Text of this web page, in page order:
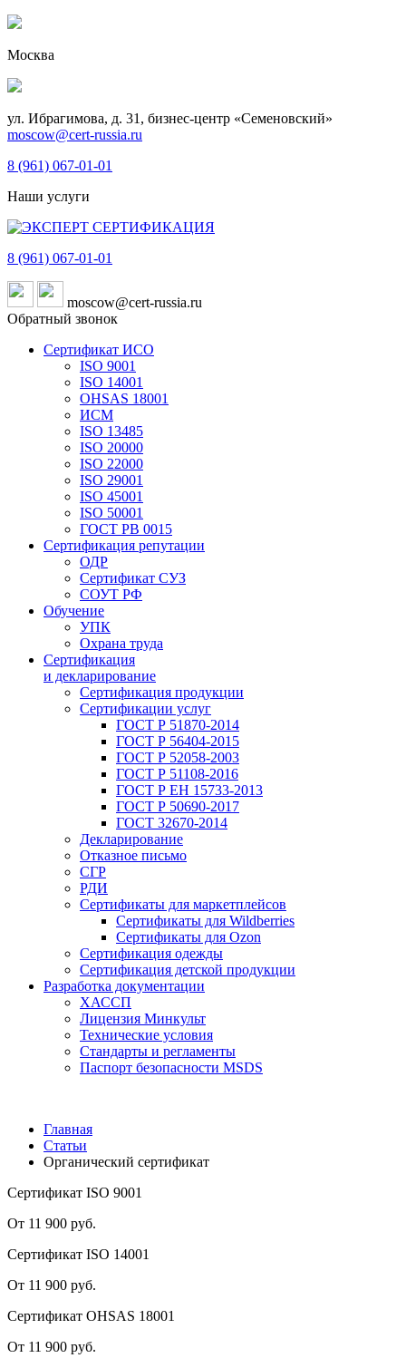
Москва
ул. Ибрагимова, д. 31, бизнес-центр «Семеновский»
moscow@cert-russia.ru
8 (961) 067-01-01
Наши услуги
8 (961) 067-01-01
moscow@cert-russia.ru
Обратный звонок
Сертификат ИСО
ISO 9001
ISO 14001
OHSAS 18001
ИСМ
ISO 13485
ISO 20000
ISO 22000
ISO 29001
ISO 45001
ISO 50001
ГОСТ РВ 0015
Сертификация репутации
ОДР
Сертификат СУЗ
СОУТ РФ
Обучение
УПК
Охрана труда
Сертификация
и декларирование
Сертификация продукции
Сертификации услуг
ГОСТ Р 51870-2014
ГОСТ Р 56404-2015
ГОСТ Р 52058-2003
ГОСТ Р 51108-2016
ГОСТ Р ЕН 15733-2013
ГОСТ Р 50690-2017
ГОСТ 32670-2014
Декларирование
Отказное письмо
СГР
РДИ
Сертификаты для маркетплейсов
Сертификаты для Wildberries
Сертификаты для Ozon
Сертификация одежды
Сертификация детской продукции
Разработка документации
ХАССП
Лицензия Минкульт
Технические условия
Стандарты и регламенты
Паспорт безопасности MSDS
Главная
Статьи
Органический сертификат
Сертификат ISO 9001
От 11 900 руб.
Сертификат ISO 14001
От 11 900 руб.
Сертификат OHSAS 18001
От 11 900 руб.